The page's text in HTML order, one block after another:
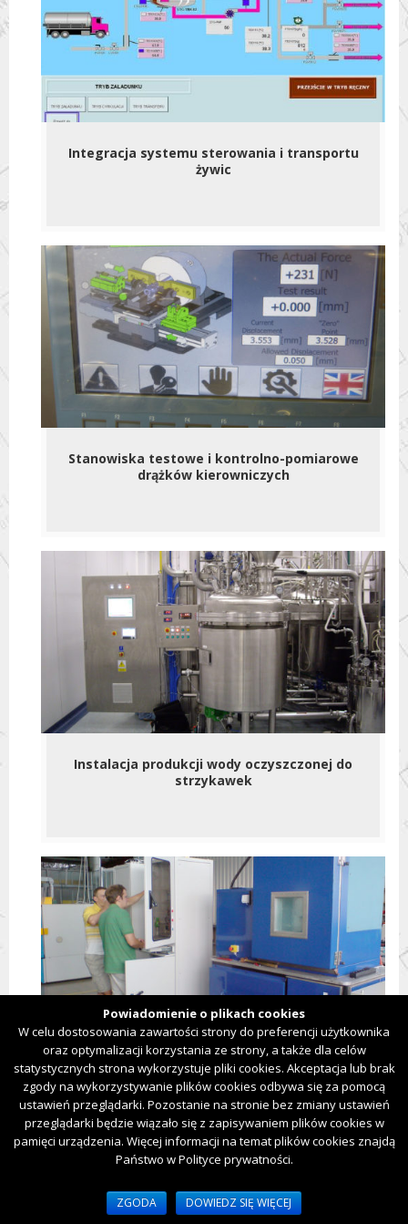
Integracja systemu sterowania i transportu
żywic
Stanowiska testowe i kontrolno-pomiarowe
drążków kierowniczych
Instalacja produkcji wody oczyszczonej do
strzykawek
Stanowiska laboratoryjne do badań
alternatorów
Powiadomienie o plikach cookies
W celu dostosowania zawartości strony do preferencji użytkownika
oraz optymalizacji korzystania ze strony, a także dla celów
statystycznych strona wykorzystuje pliki cookies. Akceptacja lub brak
zgody na wykorzystywanie plików cookies odbywa się za pomocą
ustawień przeglądarki. Pozostanie na stronie bez zmiany ustawień
przeglądarki będzie wiązało się z zapisywaniem plików cookies w
pamięci urządzenia. Więcej informacji na temat plików cookies znajdą
Państwo w Polityce prywatności.
ZGODA DOWIEDZ SIĘ WIĘCEJ